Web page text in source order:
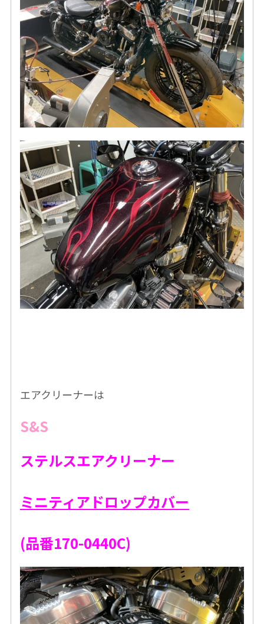
エアクリーナーは
S&S
ステルスエアクリーナー
ミニティアドロップカバー
(品番170-0440C)